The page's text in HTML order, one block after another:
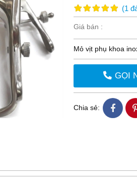
(1
Giá bán :
Mỏ vịt phụ khoa
GỌI
Chia sẻ: